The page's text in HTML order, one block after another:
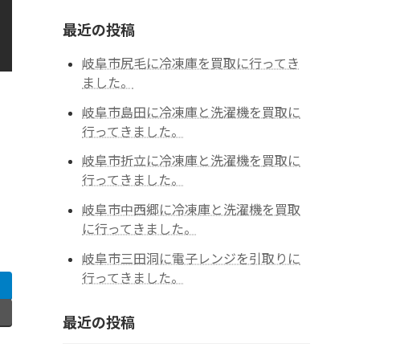
最近の投稿
岐阜市尻毛に冷凍庫を買取に行ってき
ました。
岐阜市島田に冷凍庫と洗濯機を買取に
行ってきました。
岐阜市折立に冷凍庫と洗濯機を買取に
行ってきました。
岐阜市中西郷に冷凍庫と洗濯機を買取
に行ってきました。
岐阜市三田洞に電子レンジを引取りに
行ってきました。
最近の投稿